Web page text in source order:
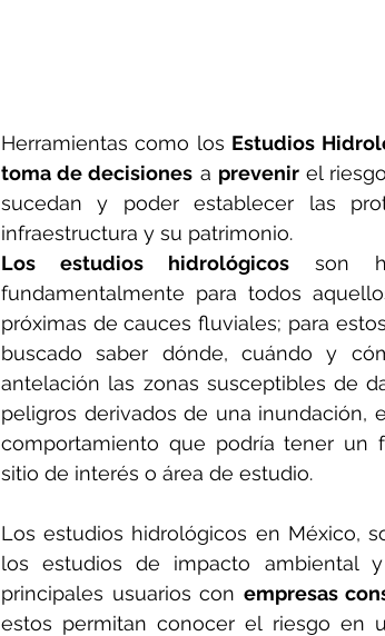
Herramientas como los Estudios
toma de decisiones a prevenir el
sucedan y poder establecer las
infraestructura y su patrimonio.
Los estudios hidrológicos son
fundamentalmente para todos
próximas de cauces fluviales; para
buscado saber dónde, cuándo y
antelación las zonas susceptibles de
peligros derivados de una inundación,
comportamiento que podría tener un
sitio de interés
Los estudios hidrológicos en México,
los estudios de impacto ambiental
principales usuarios con empresas
estos permitan conocer el riesgo en